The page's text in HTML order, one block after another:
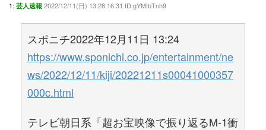
1: 芸人速報 2022/12/11(日) 13:28:16.31 ID:gYMtbTnh9
スポニチ2022年12月11日 13:24
https://www.sponichi.co.jp/entertainment/ne
ws/2022/12/11/kiji/20221211s00041000357
000c.html
テレビ朝日系「超お宝映像で振り返るM-1衝